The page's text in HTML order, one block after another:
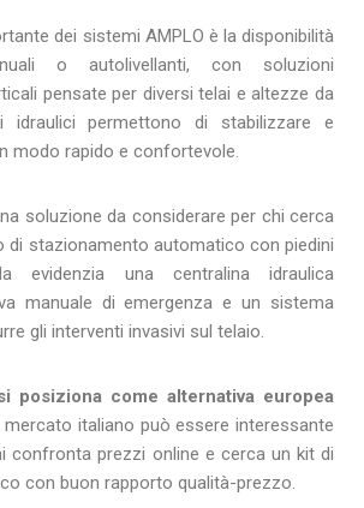
dei sistemi AMPLO è la disponibilità
o autolivellanti, con soluzioni
pensate per diversi telai e altezze da
idraulici permettono di stabilizzare e
modo rapido e confortevole.
soluzione da considerare per chi cerca
di stazionamento automatico con piedini
evidenzia una centralina idraulica
manuale di emergenza e un sistema
gli interventi invasivi sul telaio.
posiziona come alternativa europea
mercato italiano può essere interessante
confronta prezzi online e cerca un kit di
con buon rapporto qualità-prezzo.